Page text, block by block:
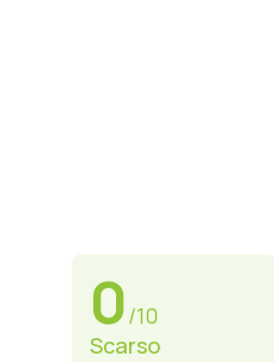
0/10
Scarso